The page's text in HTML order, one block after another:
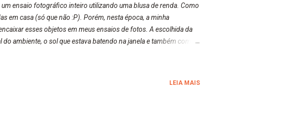
ensaio fotográfico inteiro utilizando uma blusa de renda. Como
em casa (só que não :P). Porém, nesta época, a minha
esses objetos em meus ensaios de fotos. A escolhida da
ambiente, o sol que estava batendo na janela e também com o
fotograf...
LEIA MAIS